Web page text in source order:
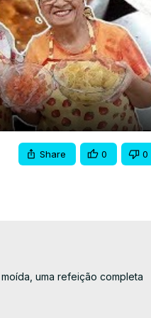
Share 0 0
uma refeição completa